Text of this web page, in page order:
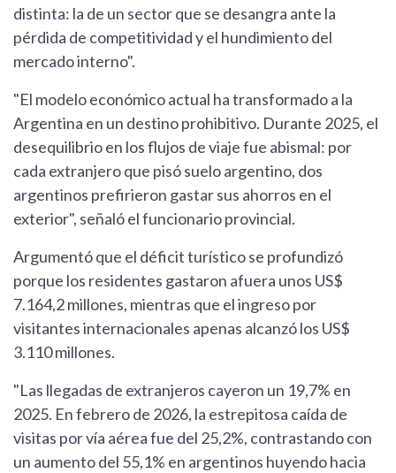
distinta: la de un sector que se desangra ante la
pérdida de competitividad y el hundimiento del
mercado interno".
"El modelo económico actual ha transformado a la
Argentina en un destino prohibitivo. Durante 2025, el
desequilibrio en los flujos de viaje fue abismal: por
cada extranjero que pisó suelo argentino, dos
argentinos prefirieron gastar sus ahorros en el
exterior", señaló el funcionario provincial.
Argumentó que el déficit turístico se profundizó
porque los residentes gastaron afuera unos US$
7.164,2 millones, mientras que el ingreso por
visitantes internacionales apenas alcanzó los US$
3.110 millones.
"Las llegadas de extranjeros cayeron un 19,7% en
2025. En febrero de 2026, la estrepitosa caída de
visitas por vía aérea fue del 25,2%, contrastando con
un aumento del 55,1% en argentinos huyendo hacia